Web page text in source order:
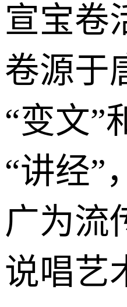
宣宝卷
卷源于
“变文”
“讲经”
广为流
说唱艺